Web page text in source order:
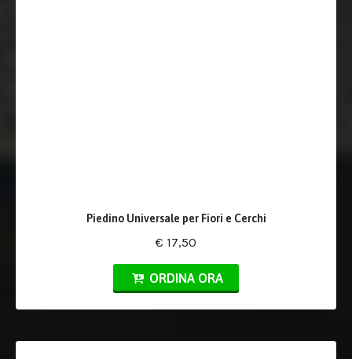
Piedino Universale per Fiori e Cerchi
€ 17,50
ORDINA ORA